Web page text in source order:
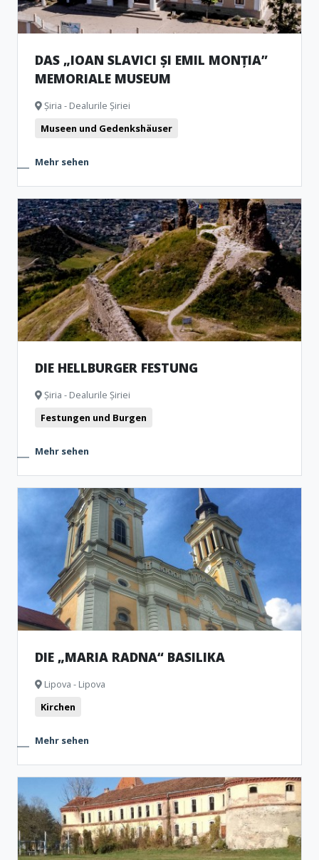
DAS „IOAN SLAVICI ȘI EMIL MONȚIA”
MEMORIALE MUSEUM
Șiria - Dealurile Șiriei
Museen und Gedenkshäuser
Mehr sehen
DIE HELLBURGER FESTUNG
Șiria - Dealurile Șiriei
Festungen und Burgen
Mehr sehen
DIE „MARIA RADNA“ BASILIKA
Lipova - Lipova
Kirchen
Mehr sehen